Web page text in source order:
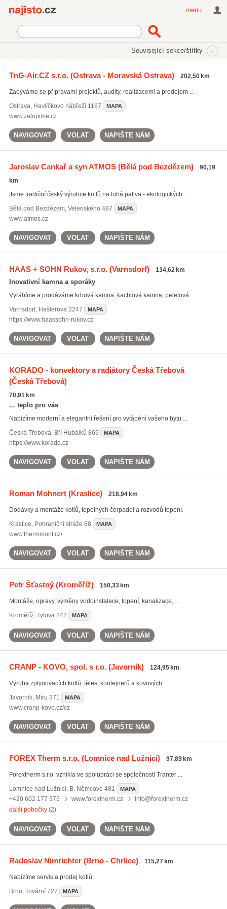
menu
Související sekce/štítky
Kotle a tepelná technika
TnG-Air.CZ s.r.o.(Ostrava - Moravská Ostrava) 202,50 km
Zabýváme se přípravami projektů, audity, realizacemi a prodejem ...
Ostrava, Havlíčkovo nábřeží 1167 MAPA
www.zatopime.cz
NAVIGOVAT VOLAT NAPIŠTE NÁM
Jaroslav Cankař a syn ATMOS(Bělá pod Bezdězem)
90,19
km
Jsme tradiční český výrobce kotlů na tuhá paliva - ekologických ...
Bělá pod Bezdězem, Velenského 487 MAPA
www.atmos.cz
NAVIGOVAT VOLAT NAPIŠTE NÁM
HAAS + SOHN Rukov, s.r.o.(Varnsdorf) 134,62 km
Inovativní kamna a sporáky
Vyrábíme a prodáváme krbová kamna, kachlová kamna, peletová ...
Varnsdorf, Hašlerova 2247 MAPA
https://www.haassohn-rukov.cz
NAVIGOVAT VOLAT NAPIŠTE NÁM
KORADO - konvektory a radiátory Česká Třebová
(Česká Třebová)
70,91 km
... teplo pro vás
Nabízíme moderní a elegantní řešení pro vytápění vašeho bytu ...
Česká Třebová, Bří Hubálků 869 MAPA
https://www.korado.cz
NAVIGOVAT VOLAT NAPIŠTE NÁM
Roman Mohnert(Kraslice) 218,94 km
Dodávky a montáže kotlů, tepelných čerpadel a rozvodů topení.
Kraslice, Pohraniční stráže 68 MAPA
www.thermmont.cz/
NAVIGOVAT VOLAT NAPIŠTE NÁM
Petr Šťastný(Kroměříž) 150,33 km
Montáže, opravy, výměny vodoinstalace, topení, kanalizace, ...
Kroměříž, Tylova 242 MAPA
NAVIGOVAT VOLAT NAPIŠTE NÁM
CRANP - KOVO, spol. s r.o.(Javorník) 124,95 km
Výroba zplynovacích kotlů, těles, kontejnerů a kovových ...
Javorník, Míru 371 MAPA
www.cranp-kovo.cz/cz
NAVIGOVAT VOLAT NAPIŠTE NÁM
FOREX Therm s.r.o.(Lomnice nad Lužnicí) 97,89 km
Forextherm s.r.o. vznikla ve spolupráci se společností Tranter ...
Lomnice nad Lužnicí, B. Němcové 481 MAPA
+420 602 177 375 www.forextherm.cz
info@forextherm.cz
další pobočky (2)
NAVIGOVAT VOLAT NAPIŠTE NÁM
Radoslav Nimrichter(Brno - Chrlice) 115,27 km
Nabízíme servis a prodej kotlů.
Brno, Tovární 727 MAPA